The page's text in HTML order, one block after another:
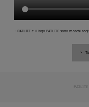
・PATLITE e il logo PATLITE sono marchi